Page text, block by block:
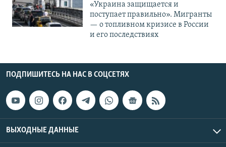
«Украина защищается и
поступает правильно». Мигранты
— о топливном кризисе в России
и его последствиях
ПОДПИШИТЕСЬ НА НАС В СОЦСЕТЯХ
ВЫХОДНЫЕ ДАННЫЕ